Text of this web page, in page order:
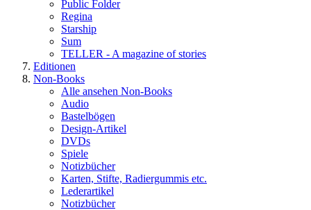
Public Folder
Regina
Starship
Sum
TELLER - A magazine of stories
Editionen
Non-Books
Alle ansehen Non-Books
Audio
Bastelbögen
Design-Artikel
DVDs
Spiele
Notizbücher
Karten, Stifte, Radiergummis etc.
Lederartikel
Notizbücher